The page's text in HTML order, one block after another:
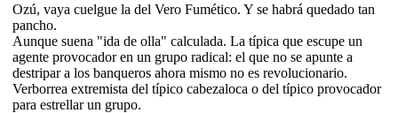
Ozú, vaya cuelgue la del Vero Fumético. Y se habrá quedado tan
pancho.
Aunque suena "ida de olla" calculada. La típica que escupe un
agente provocador en un grupo radical: el que no se apunte a
destripar a los banqueros ahora mismo no es revolucionario.
Verborrea extremista del típico cabezaloca o del típico provocador
para estrellar un grupo.